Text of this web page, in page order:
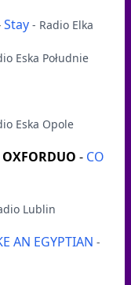
Stay - Radio Elka
Eska Południe
Eska Opole
- CO
Lublin
AN EGYPTIAN -